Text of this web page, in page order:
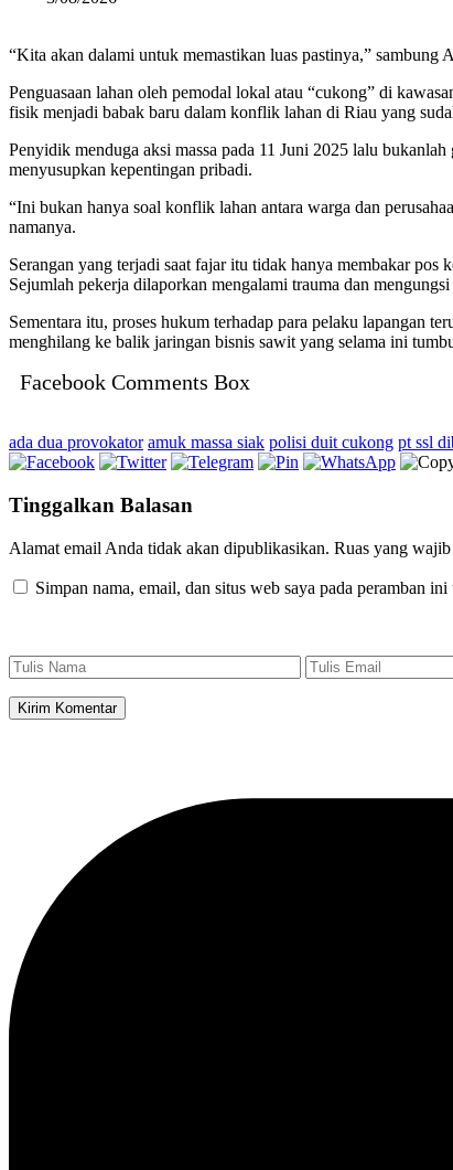
“Kita akan dalami untuk memastikan luas pastinya,” sambung
Penguasaan lahan oleh pemodal lokal atau “cukong” di
fisik menjadi babak baru dalam konflik lahan di Riau yang
Penyidik menduga aksi massa pada 11 Juni 2025 lalu
menyusupkan kepentingan pribadi.
“Ini bukan hanya soal konflik lahan antara warga dan
namanya.
Serangan yang terjadi saat fajar itu tidak hanya membakar pos
Sejumlah pekerja dilaporkan mengalami trauma dan mengungsi
Sementara itu, proses hukum terhadap para pelaku lapangan
menghilang ke balik jaringan bisnis sawit yang selama ini
Facebook Comments Box
ada dua provokator amuk massa siak polisi duit cukong pt ssl
Tinggalkan Balasan
Alamat email Anda tidak akan dipublikasikan. Ruas yang
Simpan nama, email, dan situs web saya pada peramban